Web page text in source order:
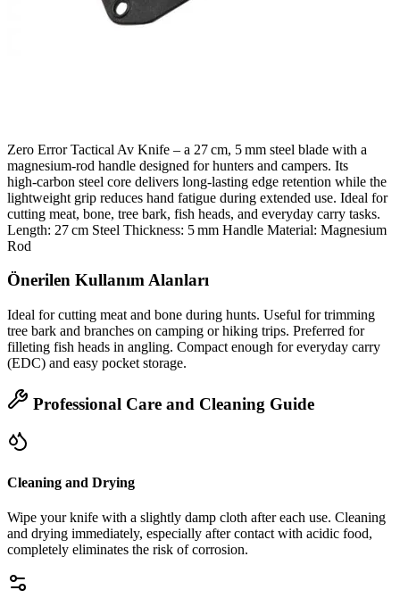
Zero Error Tactical Av Knife – a 27 cm, 5 mm steel blade with a
magnesium‑rod handle designed for hunters and campers. Its
high‑carbon steel core delivers long‑lasting edge retention while the
lightweight grip reduces hand fatigue during extended use. Ideal for
cutting meat, bone, tree bark, fish heads, and everyday carry tasks.
Length: 27 cm Steel Thickness: 5 mm Handle Material: Magnesium
Rod
Önerilen Kullanım Alanları
Ideal for cutting meat and bone during hunts. Useful for trimming
tree bark and branches on camping or hiking trips. Preferred for
filleting fish heads in angling. Compact enough for everyday carry
(EDC) and easy pocket storage.
Professional Care and Cleaning Guide
Cleaning and Drying
Wipe your knife with a slightly damp cloth after each use. Cleaning
and drying immediately, especially after contact with acidic food,
completely eliminates the risk of corrosion.